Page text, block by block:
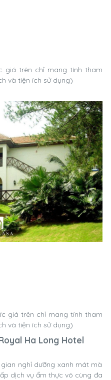
giá trên chỉ mang tính tham
và tiện ích sử dụng)
giá trên chỉ mang tính tham
và tiện ích sử dụng)
Ha Long Hotel
nghỉ dưỡng xanh mát mà
dịch vụ ẩm thực vô cùng đa